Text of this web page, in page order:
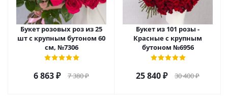
Букет розовых роз из 25
шт с крупным бутоном 60
см, №7306
6 863₽ 7 380₽
Букет из 101 розы -
Красные с крупным
бутоном №6956
25 840₽ 30 400₽